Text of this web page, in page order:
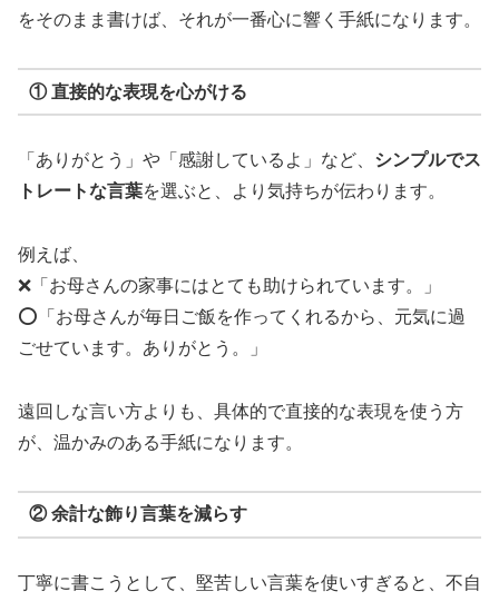
をそのまま書けば、それが一番心に響く手紙になります。
① 直接的な表現を心がける
「ありがとう」や「感謝しているよ」など、 シンプルでス
トレートな言葉を選ぶと、より気持ちが伝わります。
例えば、
❌「お母さんの家事にはとても助けられています。」
⭕「お母さんが毎日ご飯を作ってくれるから、元気に過
ごせています。ありがとう。」
遠回しな言い方よりも、具体的で直接的な表現を使う方
が、温かみのある手紙になります。
② 余計な飾り言葉を減らす
丁寧に書こうとして、堅苦しい言葉を使いすぎると、不自